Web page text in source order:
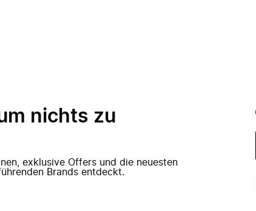
nichts zu
exklusive Offers und die neuesten
Brands entdeckt.